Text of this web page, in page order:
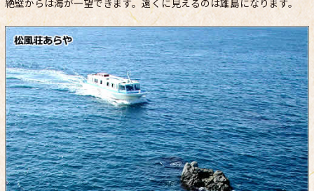
絶壁からは海が一望できます。遠くに見えるのは雄島になります。